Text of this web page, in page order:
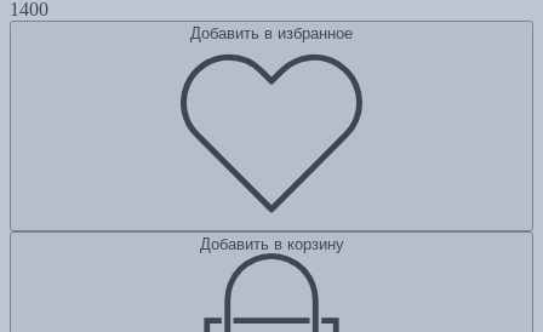
1400
Добавить в избранное
Добавить в корзину